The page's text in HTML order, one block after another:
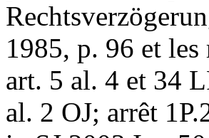
1985, p. 96 et
art. 5 al. 4 et 34
al. 2 OJ; arrêt